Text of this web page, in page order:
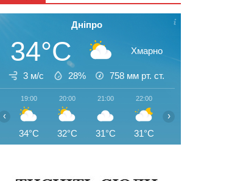
Дніпро
34°C Хмарно
3 м/с 28% 758 мм рт. ст.
19:00
34°C
20:00
32°C
21:00
31°C
22:00
31°C
‹ ›